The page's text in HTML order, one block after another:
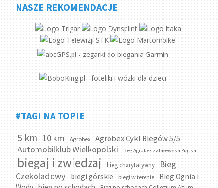
NASZE REKOMENDACJE
#TAGI NA TOPIE
5 km 10 km Agrobex Agrobex Cykl Biegów 5/5
Automobilklub Wielkopolski Bieg Agrobex zalasewska Piątka
biegaj i zwiedzaj bieg charytatywny
Bieg
Czekoladowy
biegi górskie biegi w terenie
Bieg Ognia i